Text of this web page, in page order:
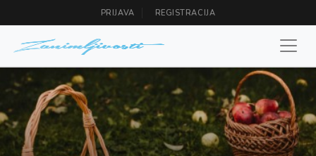
PRIJAVA REGISTRACIJA